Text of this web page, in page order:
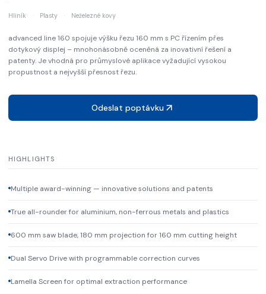
Hliník Plasty Neželezné kovy
advanced line 160 spojuje výšku řezu 160 mm s PC řízením přes
dotykový displej – mnohonásobně oceněná za inovativní řešení a
patenty. Je vhodná pro průmyslové aplikace vyžadující vysokou
propustnost a nejvyšší přesnost řezu.
Odeslat poptávku
HIGHLIGHTS
Multiple award-winning — innovative solutions and patents
True all-rounder for aluminium, non-ferrous metals and plastics
600 mm saw blade, 180 mm projection for 160 mm cutting height
Dual Servo Drive with programmable correction curves
Lamella Screen for optimal extraction performance